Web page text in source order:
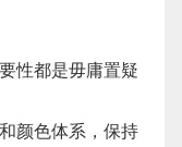
性都是毋庸置疑
颜色体系，保持